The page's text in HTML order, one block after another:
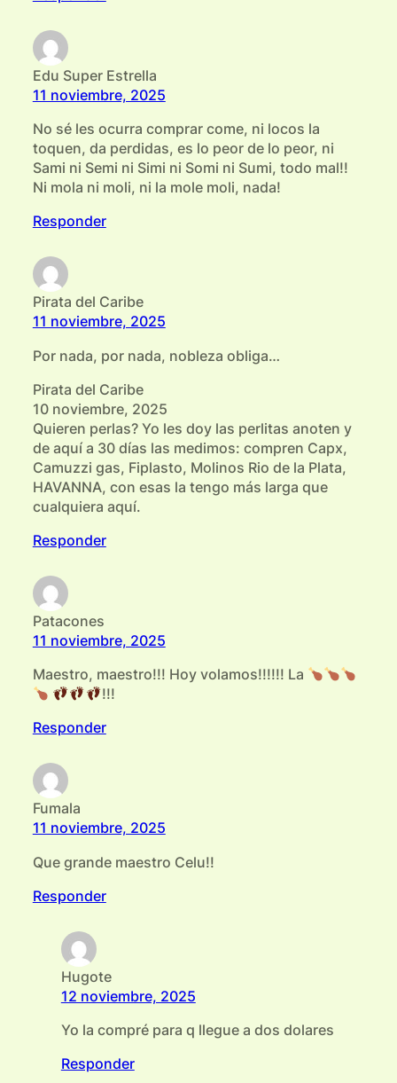
Edu Super Estrella
11 noviembre, 2025
No sé les ocurra comprar come, ni locos la
toquen, da perdidas, es lo peor de lo peor, ni
Sami ni Semi ni Simi ni Somi ni Sumi, todo mal!!
Ni mola ni moli, ni la mole moli, nada!
Responder
Pirata del Caribe
11 noviembre, 2025
Por nada, por nada, nobleza obliga…
Pirata del Caribe
10 noviembre, 2025
Quieren perlas? Yo les doy las perlitas anoten y
de aquí a 30 días las medimos: compren Capx,
Camuzzi gas, Fiplasto, Molinos Rio de la Plata,
HAVANNA, con esas la tengo más larga que
cualquiera aquí.
Responder
Patacones
11 noviembre, 2025
Maestro, maestro!!! Hoy volamos!!!!!! La
!!!
Responder
Fumala
11 noviembre, 2025
Que grande maestro Celu!!
Responder
Hugote
12 noviembre, 2025
Yo la compré para q llegue a dos dolares
Responder